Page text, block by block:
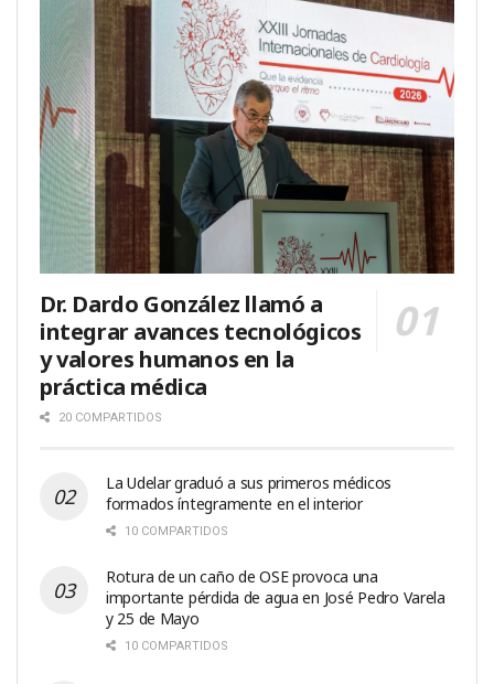
Dr. Dardo González llamó a
integrar avances tecnológicos
y valores humanos en la
práctica médica
20 COMPARTIDOS
La Udelar graduó a sus primeros médicos
formados íntegramente en el interior
10 COMPARTIDOS
Rotura de un caño de OSE provoca una
importante pérdida de agua en José Pedro Varela
y 25 de Mayo
10 COMPARTIDOS